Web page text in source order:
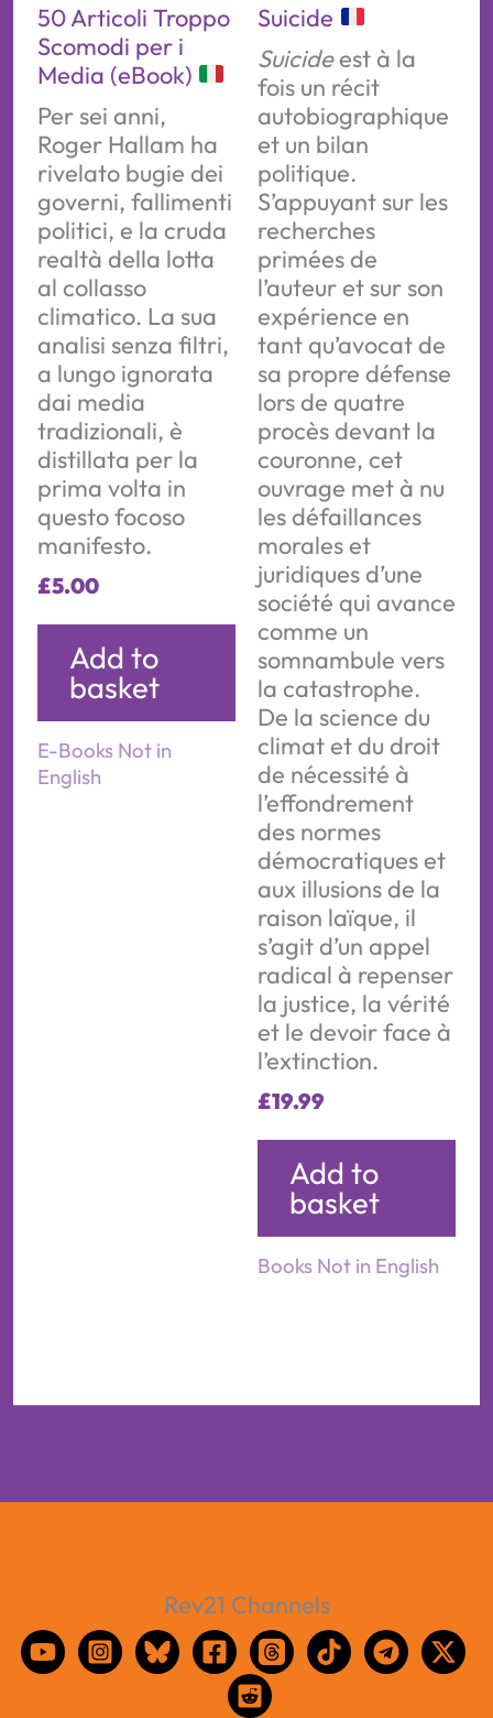
50 Articoli Troppo
Scomodi per i
Media (eBook)
Per sei anni,
Roger Hallam ha
rivelato bugie dei
governi, fallimenti
politici, e la cruda
realtà della lotta
al collasso
climatico. La sua
analisi senza filtri,
a lungo ignorata
dai media
tradizionali, è
distillata per la
prima volta in
questo focoso
manifesto.
£5.00
Add to
basket
E-Books Not in
English
Suicide
Suicideest à la
fois un récit
autobiographique
et un bilan
politique.
S’appuyant sur les
recherches
primées de
l’auteur et sur son
expérience en
tant qu’avocat de
sa propre défense
lors de quatre
procès devant la
couronne, cet
ouvrage met à nu
les défaillances
morales et
juridiques d’une
société qui avance
comme un
somnambule vers
la catastrophe.
De la science du
climat et du droit
de nécessité à
l’effondrement
des normes
démocratiques et
aux illusions de la
raison laïque, il
s’agit d’un appel
radical à repenser
la justice, la vérité
et le devoir face à
l’extinction.
£19.99
Add to
basket
Books Not in English
Rev21 Channels